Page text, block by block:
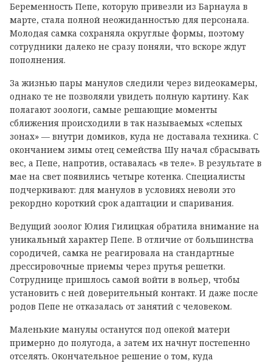
Беременность Пепе, которую привезли из Барнаула в
марте, стала полной неожиданностью для персонала.
Молодая самка сохраняла округлые формы, поэтому
сотрудники далеко не сразу поняли, что вскоре ждут
пополнения.
За жизнью пары манулов следили через видеокамеры,
однако те не позволяли увидеть полную картину. Как
полагают зоологи, самые решающие моменты
сближения происходили в так называемых «слепых
зонах» — внутри домиков, куда не доставала техника. С
окончанием зимы отец семейства Шу начал сбрасывать
вес, а Пепе, напротив, оставалась «в теле». В результате в
мае на свет появились четыре котенка. Специалисты
подчеркивают: для манулов в условиях неволи это
рекордно короткий срок адаптации и спаривания.
Ведущий зоолог Юлия Гилицкая обратила внимание на
уникальный характер Пепе. В отличие от большинства
сородичей, самка не реагировала на стандартные
дрессировочные приемы через прутья решетки.
Сотруднице пришлось самой войти в вольер, чтобы
установить с ней доверительный контакт. И даже после
родов Пепе не отказалась от занятий с человеком.
Маленькие манулы останутся под опекой матери
примерно до полугода, а затем их начнут постепенно
отселять. Окончательное решение о том, куда